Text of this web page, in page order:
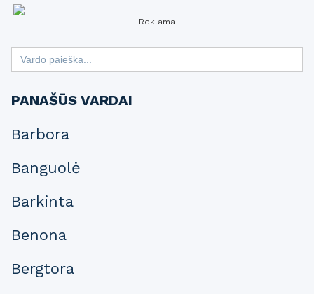
Reklama
Search
for:
PANAŠŪS VARDAI
Barbora
Banguolė
Barkinta
Benona
Bergtora